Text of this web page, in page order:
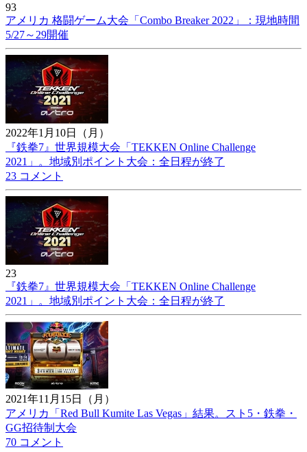
93
アメリカ 格闘ゲーム大会「Combo Breaker 2022」：現地時間
5/27～29開催
2022年1月10日（月）
『鉄拳7』世界規模大会「TEKKEN Online Challenge
2021」。地域別ポイント大会：全日程が終了
23 コメント
23
『鉄拳7』世界規模大会「TEKKEN Online Challenge
2021」。地域別ポイント大会：全日程が終了
2021年11月15日（月）
アメリカ「Red Bull Kumite Las Vegas」結果。スト5・鉄拳・
GG招待制大会
70 コメント